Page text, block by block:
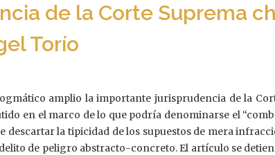
de la Corte Suprema
Torío
amplio la importante jurisprudencia de la
en el marco de lo que podría denominarse el
la tipicidad de los supuestos de mera
de peligro abstracto-concreto. El artículo se